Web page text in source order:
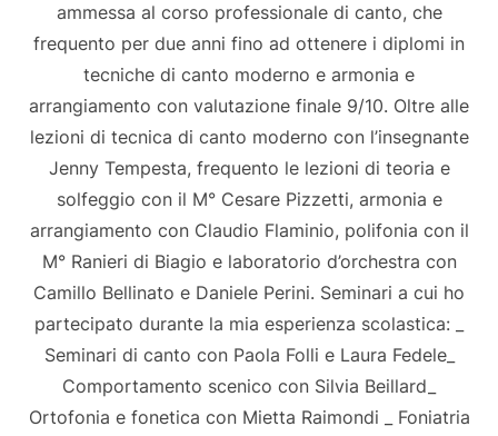
ammessa al corso professionale di canto, che
frequento per due anni fino ad ottenere i diplomi in
tecniche di canto moderno e armonia e
arrangiamento con valutazione finale 9/10. Oltre alle
lezioni di tecnica di canto moderno con l’insegnante
Jenny Tempesta, frequento le lezioni di teoria e
solfeggio con il M° Cesare Pizzetti, armonia e
arrangiamento con Claudio Flaminio, polifonia con il
M° Ranieri di Biagio e laboratorio d’orchestra con
Camillo Bellinato e Daniele Perini. Seminari a cui ho
partecipato durante la mia esperienza scolastica: _
Seminari di canto con Paola Folli e Laura Fedele_
Comportamento scenico con Silvia Beillard_
Ortofonia e fonetica con Mietta Raimondi _ Foniatria